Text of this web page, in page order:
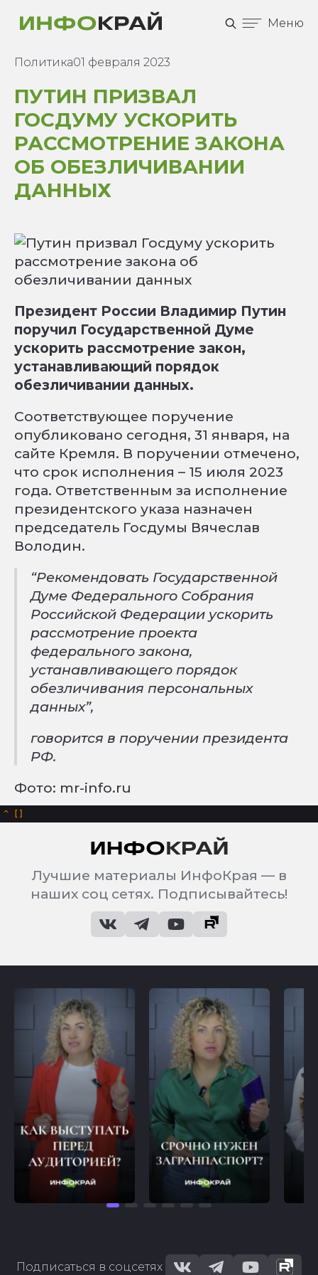
Меню
Политика01 февраля 2023
ПУТИН ПРИЗВАЛ
ГОСДУМУ УСКОРИТЬ
РАССМОТРЕНИЕ ЗАКОНА
ОБ ОБЕЗЛИЧИВАНИИ
ДАННЫХ
Президент России Владимир Путин
поручил Государственной Думе
ускорить рассмотрение закон,
устанавливающий порядок
обезличивании данных.
Соответствующее поручение
опубликовано сегодня, 31 января, на
сайте Кремля. В поручении отмечено,
что срок исполнения – 15 июля 2023
года. Ответственным за исполнение
президентского указа назначен
председатель Госдумы Вячеслав
Володин.
“Рекомендовать Государственной
Думе Федерального Собрания
Российской Федерации ускорить
рассмотрение проекта
федерального закона,
устанавливающего порядок
обезличивания персональных
данных”,
говорится в поручении президента
РФ.
Фото: mr-info.ru
^
Лучшие материалы ИнфоКрая — в
наших соц сетях. Подписывайтесь!
Подписаться в соцсетях